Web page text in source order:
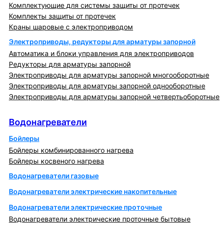
Комплектующие для системы защиты от протечек
Комплекты защиты от протечек
Краны шаровые с электроприводом
Электроприводы, редукторы для арматуры запорной
Автоматика и блоки управления для электроприводов
Редукторы для арматуры запорной
Электроприводы для арматуры запорной многооборотные
Электроприводы для арматуры запорной однооборотные
Электроприводы для арматуры запорной четвертьоборотные
Водонагреватели
Бойлеры
Бойлеры комбинированного нагрева
Бойлеры косвеного нагрева
Водонагреватели газовые
Водонагреватели электрические накопительные
Водонагреватели электрические проточные
Водонагреватели электрические проточные бытовые